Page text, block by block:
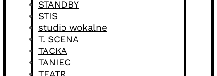
STANDBY
STIS
studio wokalne
T. SCENA
TACKA
TANIEC